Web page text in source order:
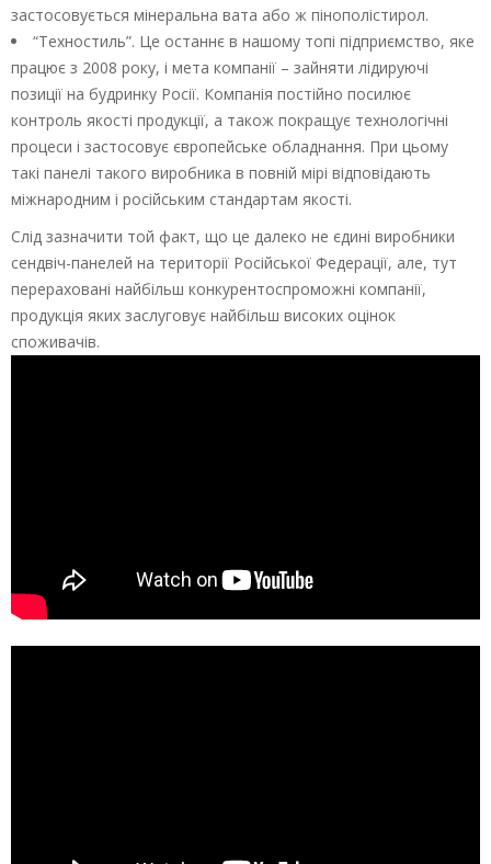
застосовується мінеральна вата або ж пінополістирол.
“Техностиль”. Це останнє в нашому топі підприємство, яке
працює з 2008 року, і мета компанії – зайняти лідируючі
позиції на будринку Росії. Компанія постійно посилює
контроль якості продукції, а також покращує технологічні
процеси і застосовує європейське обладнання. При цьому
такі панелі такого виробника в повній мірі відповідають
міжнародним і російським стандартам якості.
Слід зазначити той факт, що це далеко не єдині виробники
сендвіч-панелей на території Російської Федерації, але, тут
перераховані найбільш конкурентоспроможні компанії,
продукція яких заслуговує найбільш високих оцінок
споживачів.